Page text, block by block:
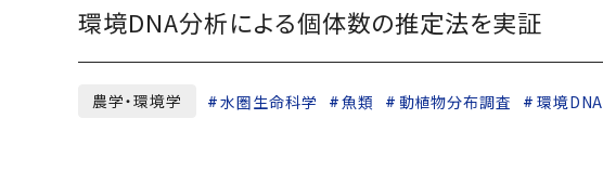
環境DNA分析による個体数の推定法を実証
農学・環境学 水圏生命科学 魚類 動植物分布調査 環境DNA